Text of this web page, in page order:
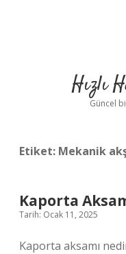
Hızlı
Güncel
Etiket: Mekanik
Kaporta
Tarih: Ocak 11, 2025
Kaporta aksamı